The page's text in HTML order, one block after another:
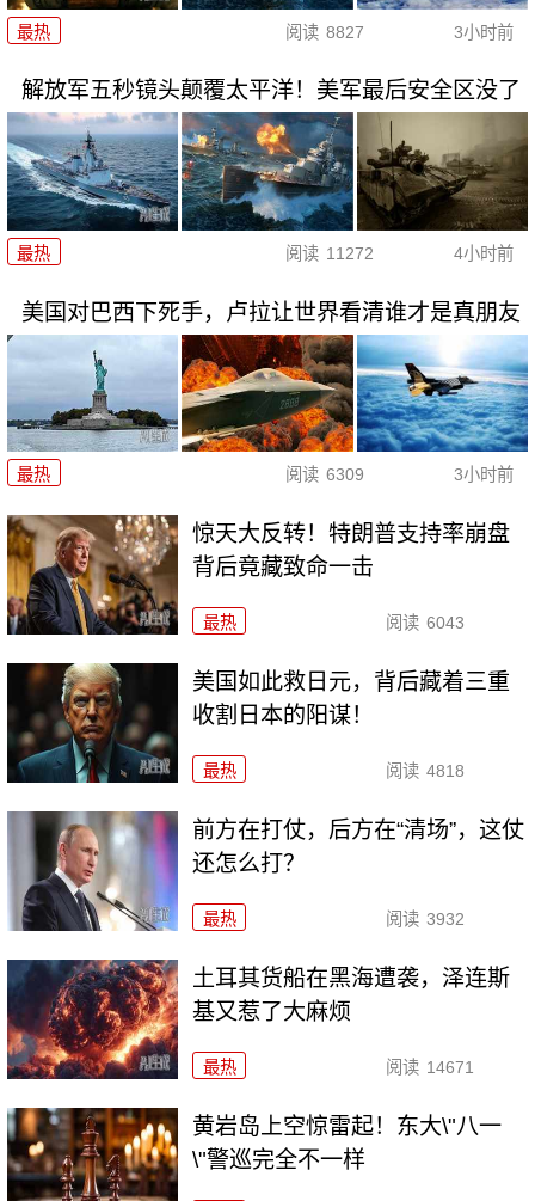
最热 阅读 8827 3小时前
解放军五秒镜头颠覆太平洋！美军最后安全区没了
最热 阅读 11272 4小时前
美国对巴西下死手，卢拉让世界看清谁才是真朋友
最热 阅读 6309 3小时前
惊天大反转！特朗普支持率崩盘
背后竟藏致命一击
最热 阅读 6043
美国如此救日元，背后藏着三重
收割日本的阳谋！
最热 阅读 4818
前方在打仗，后方在“清场”，这仗
还怎么打？
最热 阅读 3932
土耳其货船在黑海遭袭，泽连斯
基又惹了大麻烦
最热 阅读 14671
黄岩岛上空惊雷起！东大\"八一
\"警巡完全不一样